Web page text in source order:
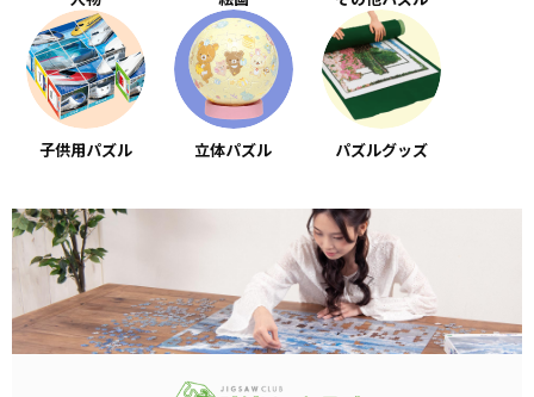
子供用パズル 立体パズル パズルグッズ